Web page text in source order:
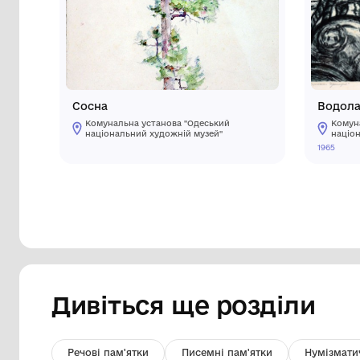
Інші предмети